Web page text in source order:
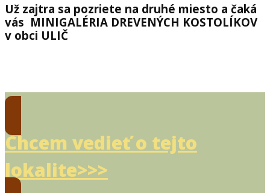
Už zajtra sa pozriete na druhé miesto a čaká
vás MINIGALÉRIA DREVENÝCH KOSTOLÍKOV
v obci ULIČ
Chcem vedieť o tejto
lokalite>>>